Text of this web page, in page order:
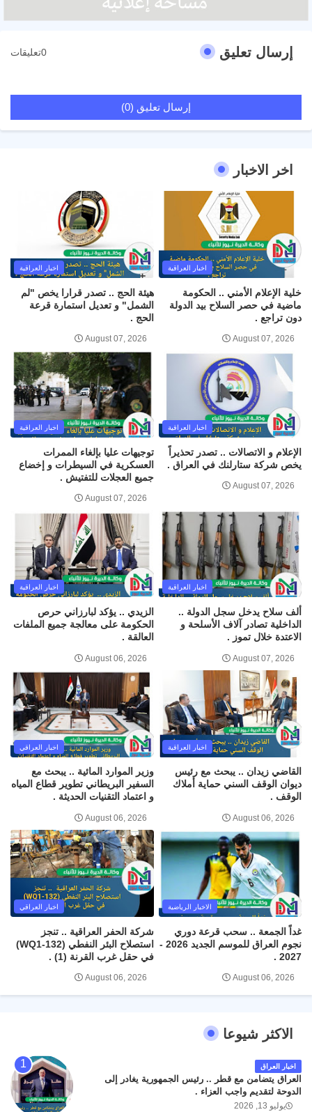
إرسال تعليق 0تعليقات
إرسال تعليق (0)
اخر الاخبار
اخبار العراقية
خلية الإعلام الأمني .. الحكومة
ماضية في حصر السلاح بيد الدولة
دون تراجع .
August 07, 2026
اخبار العراقية
هيئة الحج .. تصدر قرارا يخص "لم
الشمل" و تعديل استمارة قرعة
الحج .
August 07, 2026
اخبار العراقية
الإعلام و الاتصالات .. تصدر تحذيراً
يخص شركة ستارلنك في العراق .
August 07, 2026
اخبار العراقية
توجيهات عليا بإلغاء الممرات
العسكرية في السيطرات و إخضاع
جميع العجلات للتفتيش .
August 07, 2026
اخبار العراقية
ألف سلاح يدخل سجل الدولة ..
الداخلية تصادر آلاف الأسلحة و
الاعتدة خلال تموز .
August 07, 2026
اخبار العراقية
الزيدي .. يؤكد لبارزاني حرص
الحكومة على معالجة جميع الملفات
العالقة .
August 06, 2026
اخبار العراقية
القاضي زيدان .. يبحث مع رئيس
ديوان الوقف السني حماية أملاك
الوقف .
August 06, 2026
اخبار العراقي
وزير الموارد المائية .. يبحث مع
السفير البريطاني تطوير قطاع المياه
و اعتماد التقنيات الحديثة .
August 06, 2026
الاخبار الرياضية
غداً الجمعة .. سحب قرعة دوري
نجوم العراق للموسم الجديد 2026 -
2027 .
August 06, 2026
اخبار العراقي
شركة الحفر العراقية .. تنجز
استصلاح البئر النفطي (WQ1-132)
في حقل غرب القرنة (1) .
August 06, 2026
الاكثر شيوعا
اخبار العراق
العراق يتضامن مع قطر .. رئيس الجمهورية يغادر إلى
الدوحة لتقديم واجب العزاء .
يوليو 13, 2026